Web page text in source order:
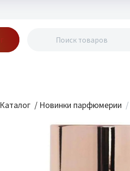
Каталог / Новинки парфюмерии /